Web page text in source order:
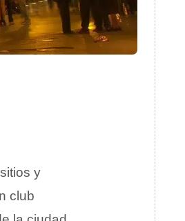
y
club